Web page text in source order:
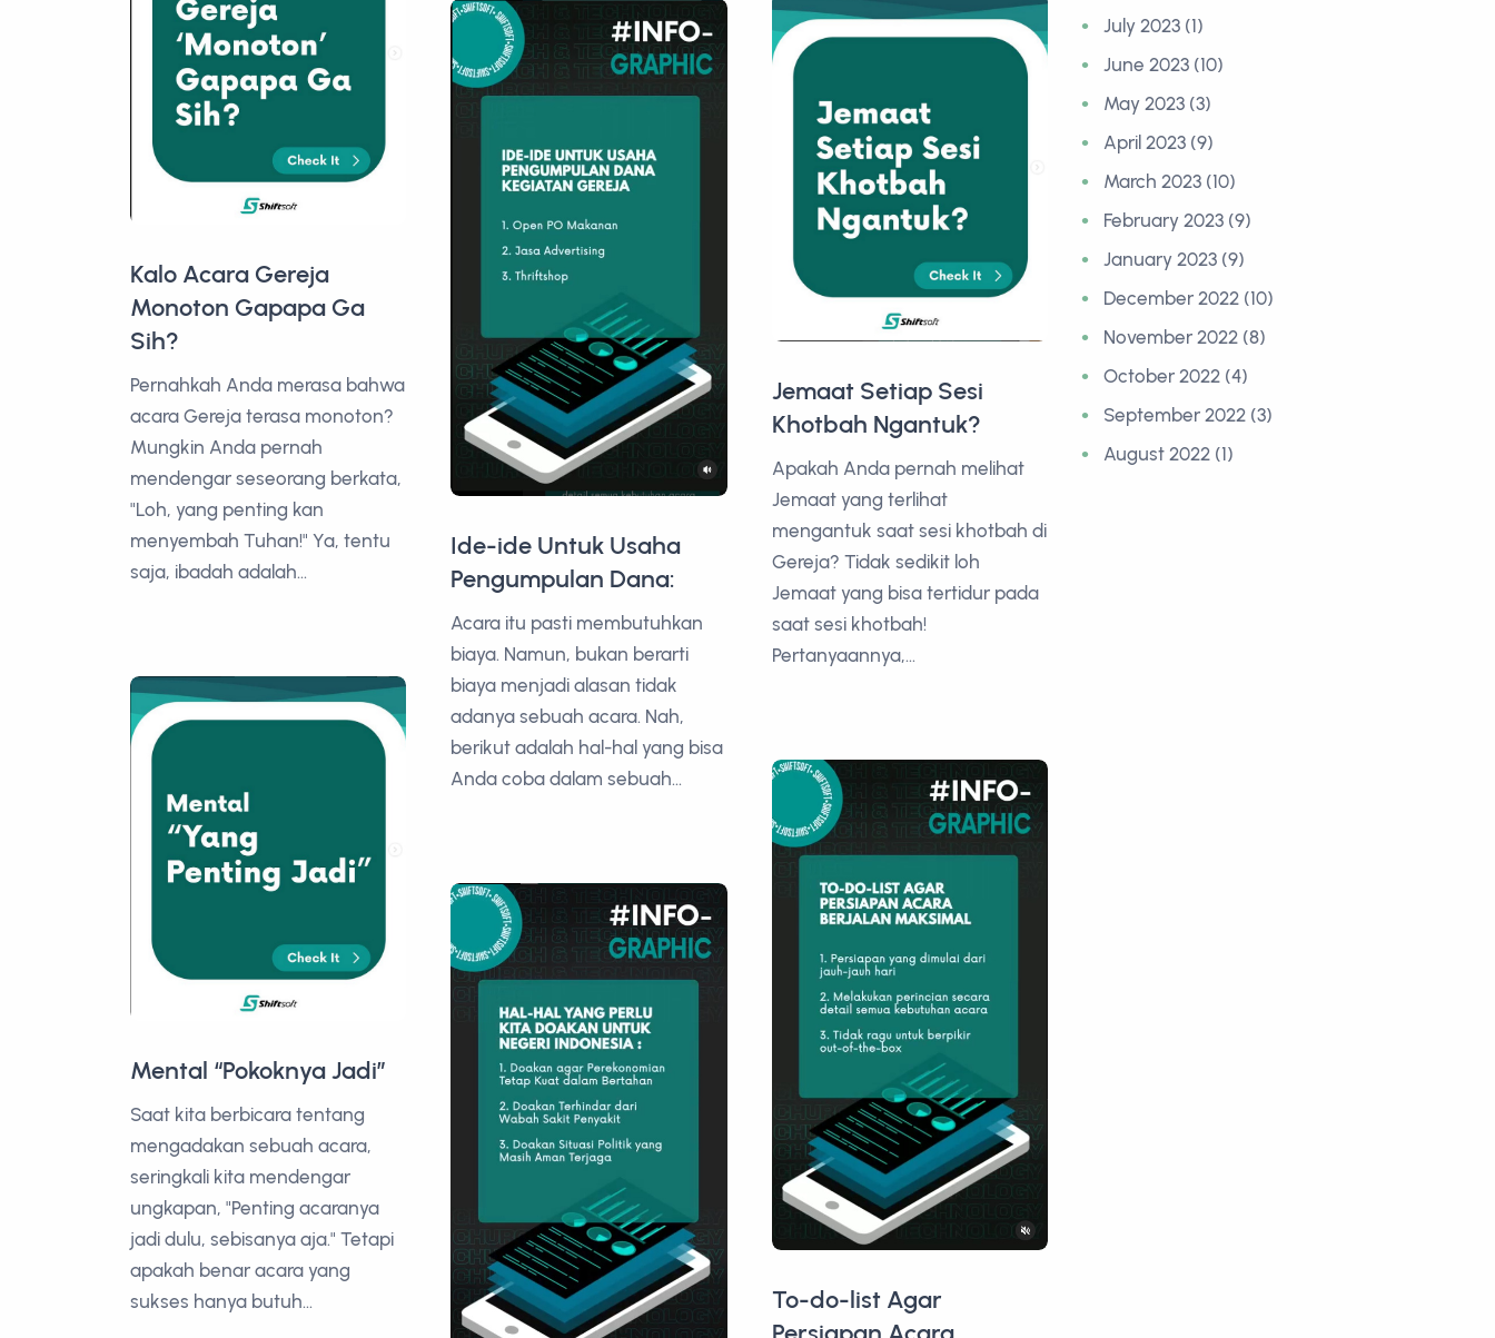
Kalo Acara Gereja
Monoton Gapapa Ga
Sih?
Pernahkah Anda merasa bahwa
acara Gereja terasa monoton?
Mungkin Anda pernah
mendengar seseorang berkata,
"Loh, yang penting kan
menyembah Tuhan!" Ya, tentu
saja, ibadah adalah...
Jemaat Setiap Sesi
Khotbah Ngantuk?
Apakah Anda pernah melihat
Jemaat yang terlihat
mengantuk saat sesi khotbah di
Gereja? Tidak sedikit loh
Jemaat yang bisa tertidur pada
saat sesi khotbah!
Pertanyaannya,...
Ide-ide Untuk Usaha
Pengumpulan Dana:
Acara itu pasti membutuhkan
biaya. Namun, bukan berarti
biaya menjadi alasan tidak
adanya sebuah acara. Nah,
berikut adalah hal-hal yang bisa
Anda coba dalam sebuah...
Mental “Pokoknya Jadi”
Saat kita berbicara tentang
mengadakan sebuah acara,
seringkali kita mendengar
ungkapan, "Penting acaranya
jadi dulu, sebisanya aja." Tetapi
apakah benar acara yang
sukses hanya butuh...
To-do-list Agar
July 2023 (1)
June 2023 (10)
May 2023 (3)
April 2023 (9)
March 2023 (10)
February 2023 (9)
January 2023 (9)
December 2022 (10)
November 2022 (8)
October 2022 (4)
September 2022 (3)
August 2022 (1)